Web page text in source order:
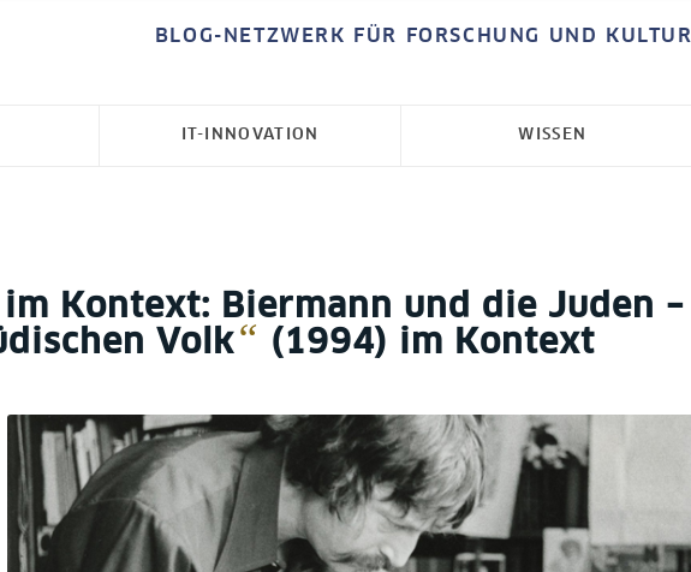
BLOG-NETZWERK FÜR FORSCHUNG UND KULTUR
IT-INNOVATION WISSEN
Kontext: Biermann und die Juden –
Volk“ (1994) im Kontext